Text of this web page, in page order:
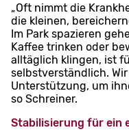
„Oft nimmt die
die kleinen,
Im Park spazieren
Kaffee trinken oder
alltäglich klingen, ist
selbstverständlich.
Unterstützung, um
so Schreiner.
Stabilisierung für ein